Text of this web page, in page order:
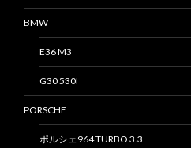
BMW
E36 M3
G30 530I
PORSCHE
ポルシェ964 TURBO 3.3